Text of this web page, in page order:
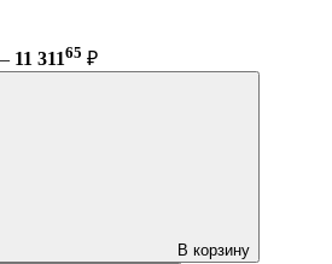
11 31165 ₽
В корзину